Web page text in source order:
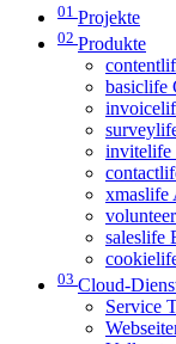
01 Projekte
02 Produkte
basiclife
invitelife
xmaslife
saleslife
03 Cloud-
Service